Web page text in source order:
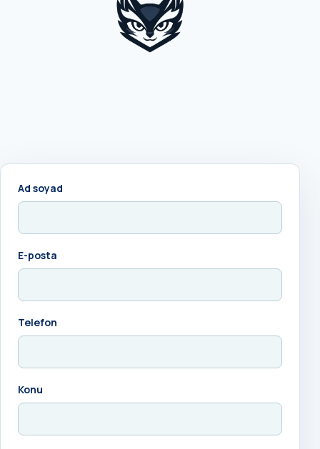
Ad soyad
E-posta
Telefon
Konu